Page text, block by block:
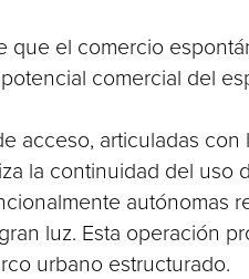
que el comercio
comercial del
acceso, articuladas
la continuidad del
luz. Esta operación
urbano estructurado.